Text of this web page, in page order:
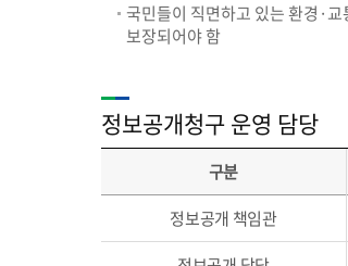
국민들이 직면하고 있는 환경·
보장되어야 함
정보공개청구 운영 담당
구분
정보공개 책임관